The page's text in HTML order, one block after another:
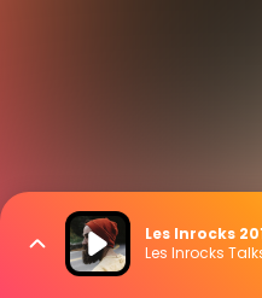
Les Inrocks
Les Inrocks